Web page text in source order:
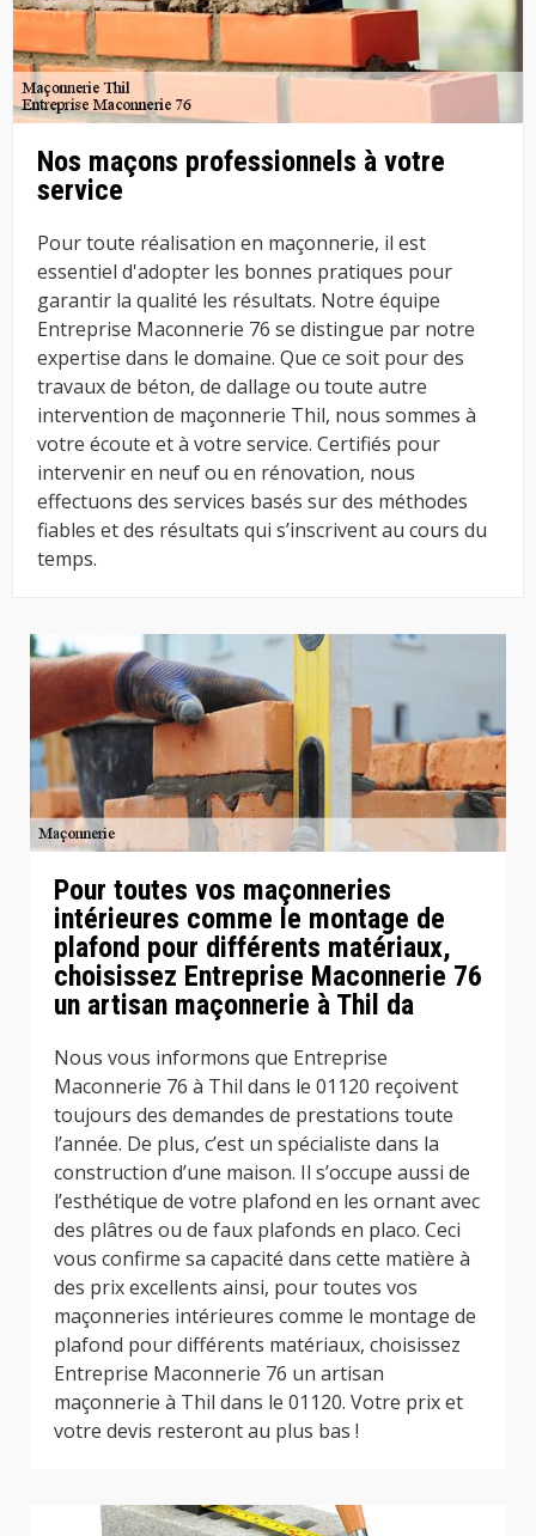
Nos maçons professionnels à votre
service
Pour toute réalisation en maçonnerie, il est
essentiel d'adopter les bonnes pratiques pour
garantir la qualité les résultats. Notre équipe
Entreprise Maconnerie 76 se distingue par notre
expertise dans le domaine. Que ce soit pour des
travaux de béton, de dallage ou toute autre
intervention de maçonnerie Thil, nous sommes à
votre écoute et à votre service. Certifiés pour
intervenir en neuf ou en rénovation, nous
effectuons des services basés sur des méthodes
fiables et des résultats qui s’inscrivent au cours du
temps.
Pour toutes vos maçonneries
intérieures comme le montage de
plafond pour différents matériaux,
choisissez Entreprise Maconnerie 76
un artisan maçonnerie à Thil da
Nous vous informons que Entreprise
Maconnerie 76 à Thil dans le 01120 reçoivent
toujours des demandes de prestations toute
l’année. De plus, c’est un spécialiste dans la
construction d’une maison. Il s’occupe aussi de
l’esthétique de votre plafond en les ornant avec
des plâtres ou de faux plafonds en placo. Ceci
vous confirme sa capacité dans cette matière à
des prix excellents ainsi, pour toutes vos
maçonneries intérieures comme le montage de
plafond pour différents matériaux, choisissez
Entreprise Maconnerie 76 un artisan
maçonnerie à Thil dans le 01120. Votre prix et
votre devis resteront au plus bas !